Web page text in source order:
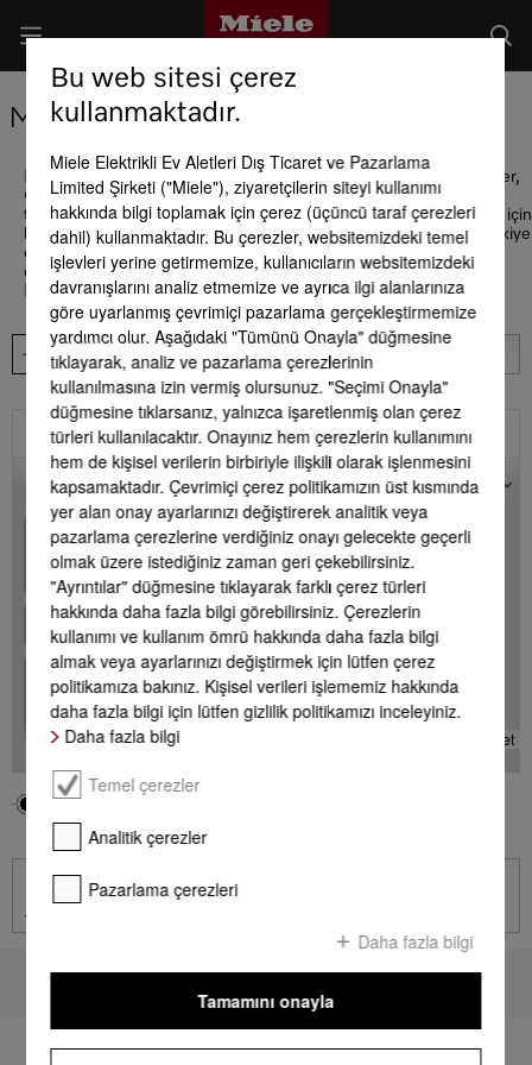
Miele Satış Noktaları
Miele Experience Center Vadİstanbul, Watergarden, Zorlu Center,
Göktürk Larus Loft ve Bağdat Caddesi Suadiye mağazalarımız ve
tüm Miele Centerlarımız sizlere hizmet vermektedir. Detaylı bilgi için
lütfen 444 11 22 no.lu Müşteri Hizmetlerimizi arayınız. Miele Türkiye
olarak sizlere E-Shop adresimizden kesintisiz hizmete devam
ediyoruz
Her koşulda sizlerin yanındayız!
Filtre
Harita
+
-
+
-
Leaflet
Bölgeniz
Bu web sitesi çerez
kullanmaktadır.
Miele Elektrikli Ev Aletleri Dış Ticaret ve Pazarlama
Limited Şirketi ("Miele"), ziyaretçilerin siteyi kullanımı
hakkında bilgi toplamak için çerez (üçüncü taraf çerezleri
dahil) kullanmaktadır. Bu çerezler, websitemizdeki temel
işlevleri yerine getirmemize, kullanıcıların websitemizdeki
davranışlarını analiz etmemize ve ayrıca ilgi alanlarınıza
göre uyarlanmış çevrimiçi pazarlama gerçekleştirmemize
yardımcı olur. Aşağıdaki "Tümünü Onayla" düğmesine
tıklayarak, analiz ve pazarlama çerezlerinin
kullanılmasına izin vermiş olursunuz. "Seçimi Onayla"
düğmesine tıklarsanız, yalnızca işaretlenmiş olan çerez
türleri kullanılacaktır. Onayınız hem çerezlerin kullanımını
hem de kişisel verilerin birbiriyle ilişkili olarak işlenmesini
kapsamaktadır. Çevrimiçi çerez politikamızın üst kısmında
yer alan onay ayarlarınızı değiştirerek analitik veya
pazarlama çerezlerine verdiğiniz onayı gelecekte geçerli
olmak üzere istediğiniz zaman geri çekebilirsiniz.
"Ayrıntılar" düğmesine tıklayarak farklı çerez türleri
hakkında daha fazla bilgi görebilirsiniz. Çerezlerin
kullanımı ve kullanım ömrü hakkında daha fazla bilgi
almak veya ayarlarınızı değiştirmek için lütfen çerez
politikamıza bakınız. Kişisel verileri işlememiz hakkında
daha fazla bilgi için lütfen gizlilik politikamızı inceleyiniz.
Daha fazla bilgi
Temel çerezler
Analitik çerezler
Pazarlama çerezleri
Daha fazla bilgi
Tamamını onayla